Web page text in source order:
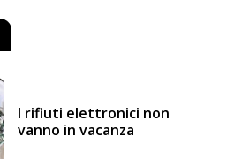
I rifiuti elettronici non
vanno in vacanza